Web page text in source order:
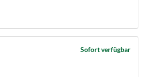
Sofort verfügbar